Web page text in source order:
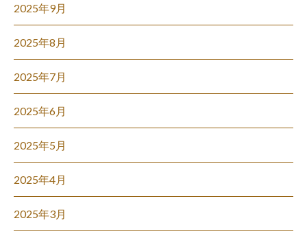
2025年9月
2025年8月
2025年7月
2025年6月
2025年5月
2025年4月
2025年3月